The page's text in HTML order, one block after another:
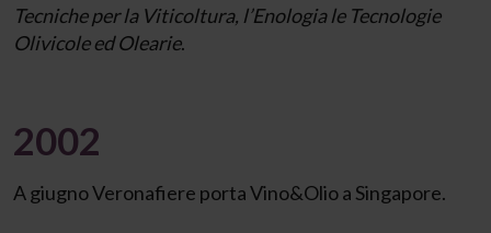
Tecniche per la Viticoltura, l’Enologia le Tecnologie
Olivicole ed Olearie.
2002
A giugno Veronafiere porta Vino&Olio a Singapore.